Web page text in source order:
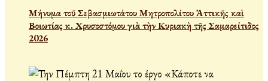
Μήνυμα τοῦ Σεβασμιωτάτου Μητροπολίτου Ἀττικῆς καὶ
Βοιωτίας κ. Χρυσοστόμου γιὰ τὴν Κυριακὴ τῆς Σαμαρείτιδος
2026